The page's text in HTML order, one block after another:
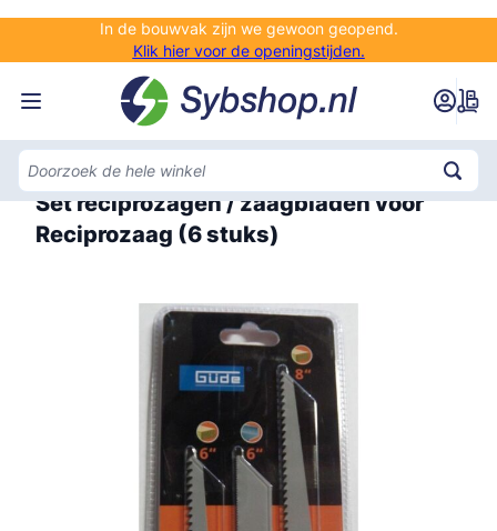
In de bouwvak zijn we gewoon geopend.
Klik hier voor de openingstijden.
Set reciprozagen / zaagbladen voor
Reciprozaag (6 stuks)